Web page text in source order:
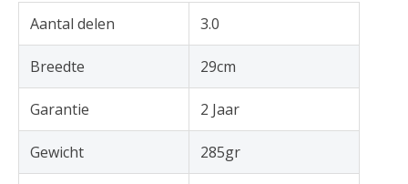
Aantal delen 3.0
Breedte 29cm
Garantie 2 Jaar
Gewicht 285gr